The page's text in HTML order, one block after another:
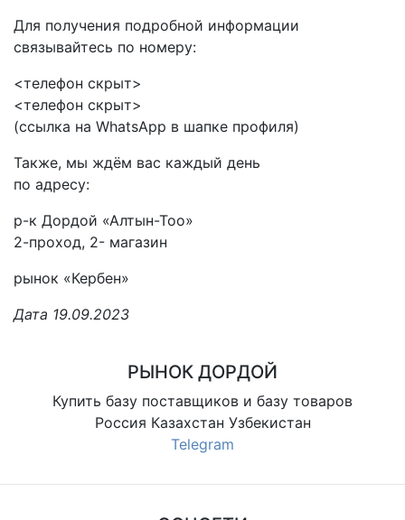
Для получения подробной информации
связывайтесь по номеру:
<телефон скрыт>
<телефон скрыт>
(ссылка на WhatsApp в шапке профиля)
Также, мы ждём вас каждый день
по адресу:
р-к Дордой «Алтын-Тоо»
2-проход, 2- магазин
рынок «Кербен»
Дата 19.09.2023
РЫНОК ДОРДОЙ
Купить базу поставщиков и базу товаров
Россия Казахстан Узбекистан
Telegram